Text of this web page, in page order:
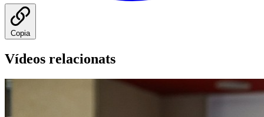
Copia
Vídeos relacionats